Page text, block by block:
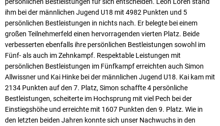
ihm bei der männlichen Jugend U18 mit 4982 Punkten und 5
persönlichen Bestleistungen in nichts nach. Er belegte bei einem
großen Teilnehmerfeld einen hervorragenden vierten Platz. Beide
verbesserten ebenfalls ihre persönlichen Bestleistungen sowohl im
Fünf- als auch im Zehnkampf. Respektable Leistungen mit
persönlichen Bestleistungen im Fünfkampf erreichten auch Simon
Allwissner und Kai Hinke bei der männlichen Jugend U18. Kai kam mit
2134 Punkten auf den 7. Platz, Simon schaffte 4 persönliche
Bestleistungen, scheiterte im Hochsprung mit viel Pech bei der
Einstiegshöhe und erreichte mit 1607 Punkten den 9. Platz. Wie in
den letzten beiden Jahren konnte sich unser Nachwuchs in den